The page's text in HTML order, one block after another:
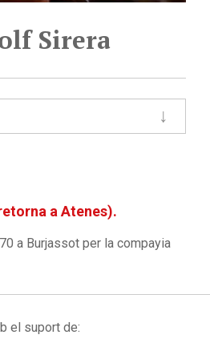
Sirera
a Atenes).
a Burjassot per la compayia
el suport de: